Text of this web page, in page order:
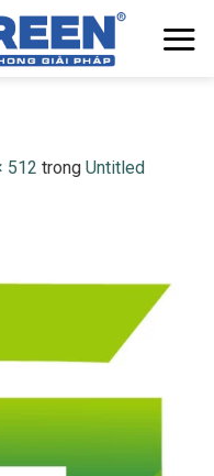
512 trong Untitled